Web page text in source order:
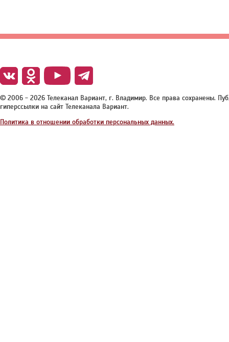
© 2006 - 2026 Телеканал Вариант, г. Владимир. Все права сохранены.
гиперссылки на сайт Телеканала Вариант.
Политика в отношении обработки персональных данных.